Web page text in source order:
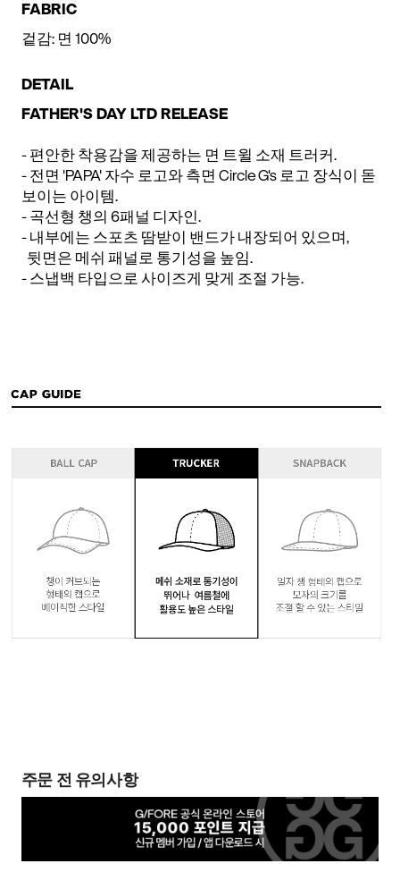
FABRIC
겉감: 면 100%
DETAIL
FATHER'S DAY LTD RELEASE
- 편안한 착용감을 제공하는 면 트윌 소재 트러커.
- 전면 'PAPA' 자수 로고와 측면 Circle G’s 로고 장식이 돋
보이는 아이템.
- 곡선형 챙의 6패널 디자인.
- 내부에는 스포츠 땀받이 밴드가 내장되어 있으며,
뒷면은 메쉬 패널로 통기성을 높임.
- 스냅백 타입으로 사이즈게 맞게 조절 가능.
주문 전 유의사항